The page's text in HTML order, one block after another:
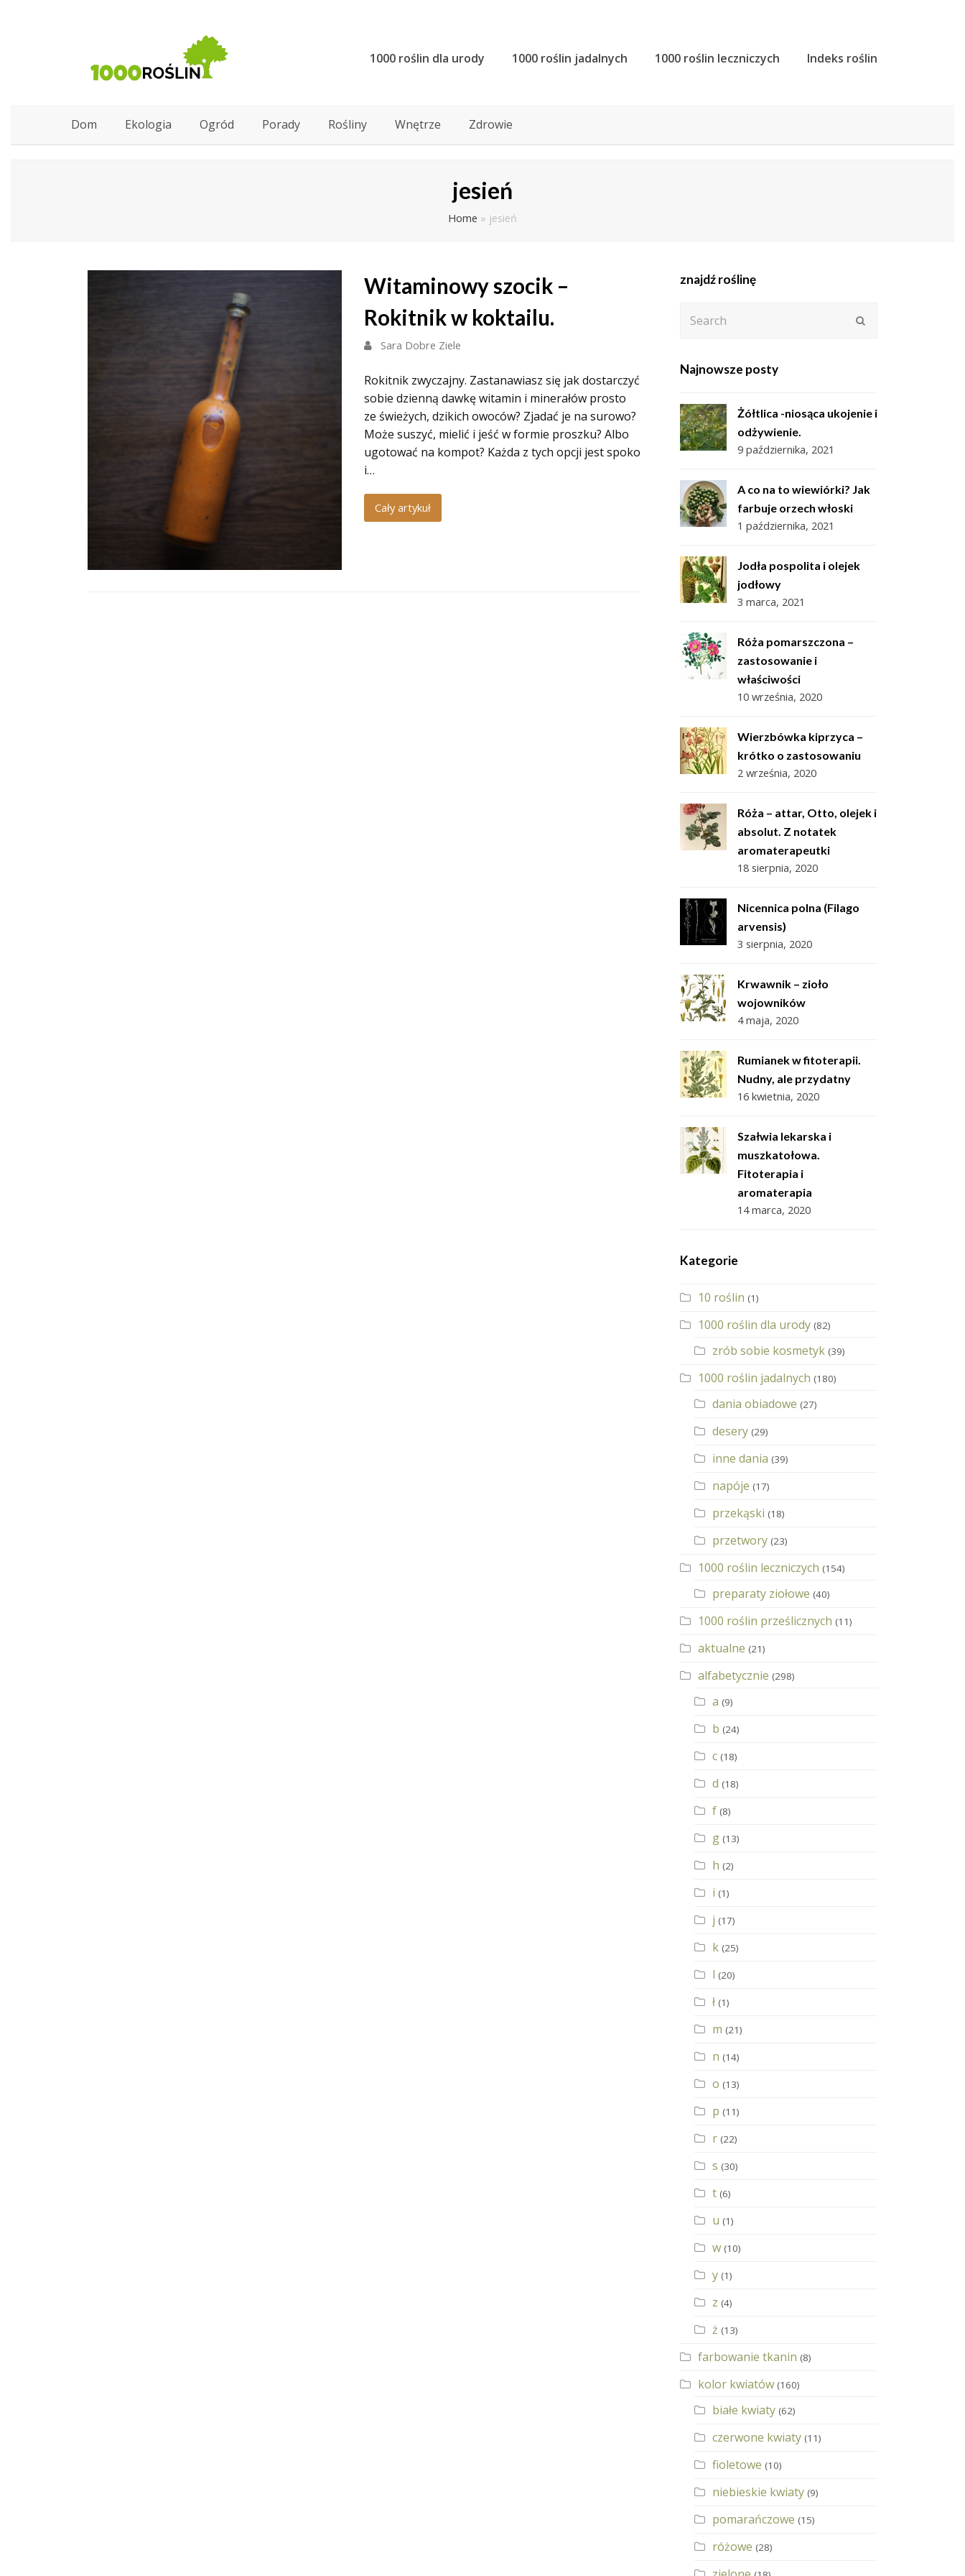
1000 roślin dla urody 1000 roślin jadalnych 1000 roślin leczniczych Indeks roślin
Dom Ekologia Ogród Porady Rośliny Wnętrze Zdrowie
jesień
Home » jesień
Witaminowy szocik –
Rokitnik w koktailu.
Sara Dobre Ziele
Rokitnik zwyczajny. Zastanawiasz się jak dostarczyć
sobie dzienną dawkę witamin i minerałów prosto
ze świeżych, dzikich owoców? Zjadać je na surowo?
Może suszyć, mielić i jeść w formie proszku? Albo
ugotować na kompot? Każda z tych opcji jest spoko
i…
Cały artykuł
znajdź roślinę
Najnowsze posty
Żółtlica -niosąca ukojenie i
odżywienie.
9 października, 2021
A co na to wiewiórki? Jak
farbuje orzech włoski
1 października, 2021
Jodła pospolita i olejek
jodłowy
3 marca, 2021
Róża pomarszczona –
zastosowanie i
właściwości
10 września, 2020
Wierzbówka kiprzyca –
krótko o zastosowaniu
2 września, 2020
Róża – attar, Otto, olejek i
absolut. Z notatek
aromaterapeutki
18 sierpnia, 2020
Nicennica polna (Filago
arvensis)
3 sierpnia, 2020
Krwawnik – zioło
wojowników
4 maja, 2020
Rumianek w fitoterapii.
Nudny, ale przydatny
16 kwietnia, 2020
Szałwia lekarska i
muszkatołowa.
Fitoterapia i
aromaterapia
14 marca, 2020
Kategorie
10 roślin (1)
1000 roślin dla urody (82)
zrób sobie kosmetyk (39)
1000 roślin jadalnych (180)
dania obiadowe (27)
desery (29)
inne dania (39)
napóje (17)
przekąski (18)
przetwory (23)
1000 roślin leczniczych (154)
preparaty ziołowe (40)
1000 roślin prześlicznych (11)
aktualne (21)
alfabetycznie (298)
a (9)
b (24)
c (18)
d (18)
f (8)
g (13)
h (2)
i (1)
j (17)
k (25)
l (20)
ł (1)
m (21)
n (14)
o (13)
p (11)
r (22)
s (30)
t (6)
u (1)
w (10)
y (1)
z (4)
ż (13)
farbowanie tkanin (8)
kolor kwiatów (160)
białe kwiaty (62)
czerwone kwiaty (11)
fioletowe (10)
niebieskie kwiaty (9)
pomarańczowe (15)
różowe (28)